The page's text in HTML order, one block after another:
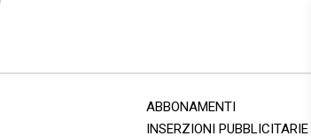
ABBONAMENTI
INSERZIONI PUBBLICITARIE